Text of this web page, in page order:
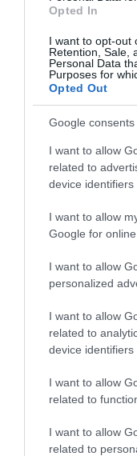
Opted In
I want to opt-out
Retention, Sale,
Personal Data
Purposes for
Opted Out
Google consents
I want to allow
related to
device identifiers
I want to allow
Google for
I want to allow
personalized
I want to allow
related to
device identifiers
I want to allow
related to
I want to allow
related to